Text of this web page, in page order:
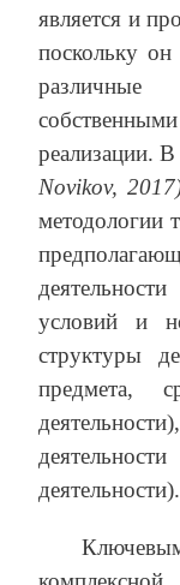
является и
поскольку
реализации.
Novikov,
методологии
условий и
структуры
предмета,
деятельности).